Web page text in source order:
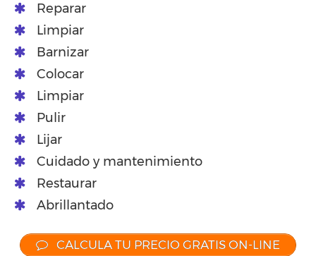
Reparar
Limpiar
Barnizar
Colocar
Limpiar
Pulir
Lijar
Cuidado y mantenimiento
Restaurar
Abrillantado
CALCULA TU PRECIO GRATIS ON-LINE